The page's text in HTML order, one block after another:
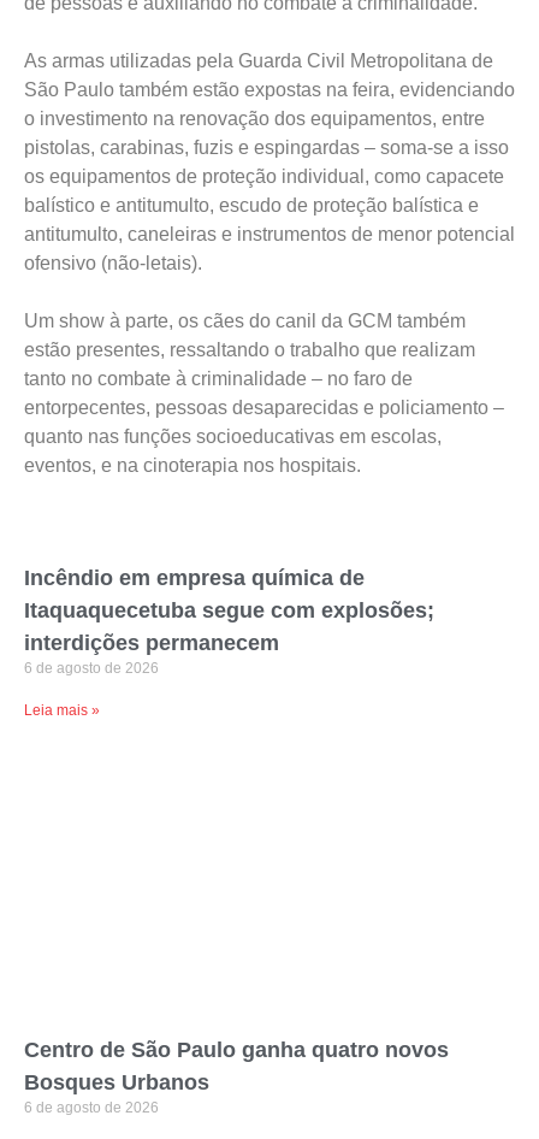
As armas utilizadas pela Guarda Civil Metropolitana de
São Paulo também estão expostas na feira, evidenciando
o investimento na renovação dos equipamentos, entre
pistolas, carabinas, fuzis e espingardas – soma-se a isso
os equipamentos de proteção individual, como capacete
balístico e antitumulto, escudo de proteção balística e
antitumulto, caneleiras e instrumentos de menor potencial
ofensivo (não-letais).
Um show à parte, os cães do canil da GCM também
estão presentes, ressaltando o trabalho que realizam
tanto no combate à criminalidade – no faro de
entorpecentes, pessoas desaparecidas e policiamento –
quanto nas funções socioeducativas em escolas,
eventos, e na cinoterapia nos hospitais.
Incêndio em empresa química de
Itaquaquecetuba segue com explosões;
interdições permanecem
6 de agosto de 2026
Leia mais »
Centro de São Paulo ganha quatro novos
Bosques Urbanos
6 de agosto de 2026